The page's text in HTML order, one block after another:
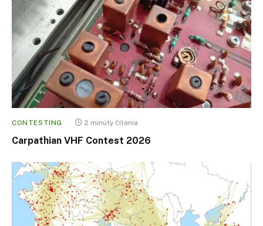
CONTESTING 2 minúty čítania
Carpathian VHF Contest 2026